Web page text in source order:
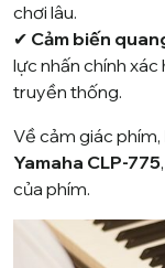
chơi lâu.
✔ Cảm biến
lực nhấn chính
truyền thống.
Về cảm giác phím,
Yamaha CLP-775
của phím.